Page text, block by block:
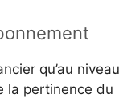
qu’au niveau
la pertinence du